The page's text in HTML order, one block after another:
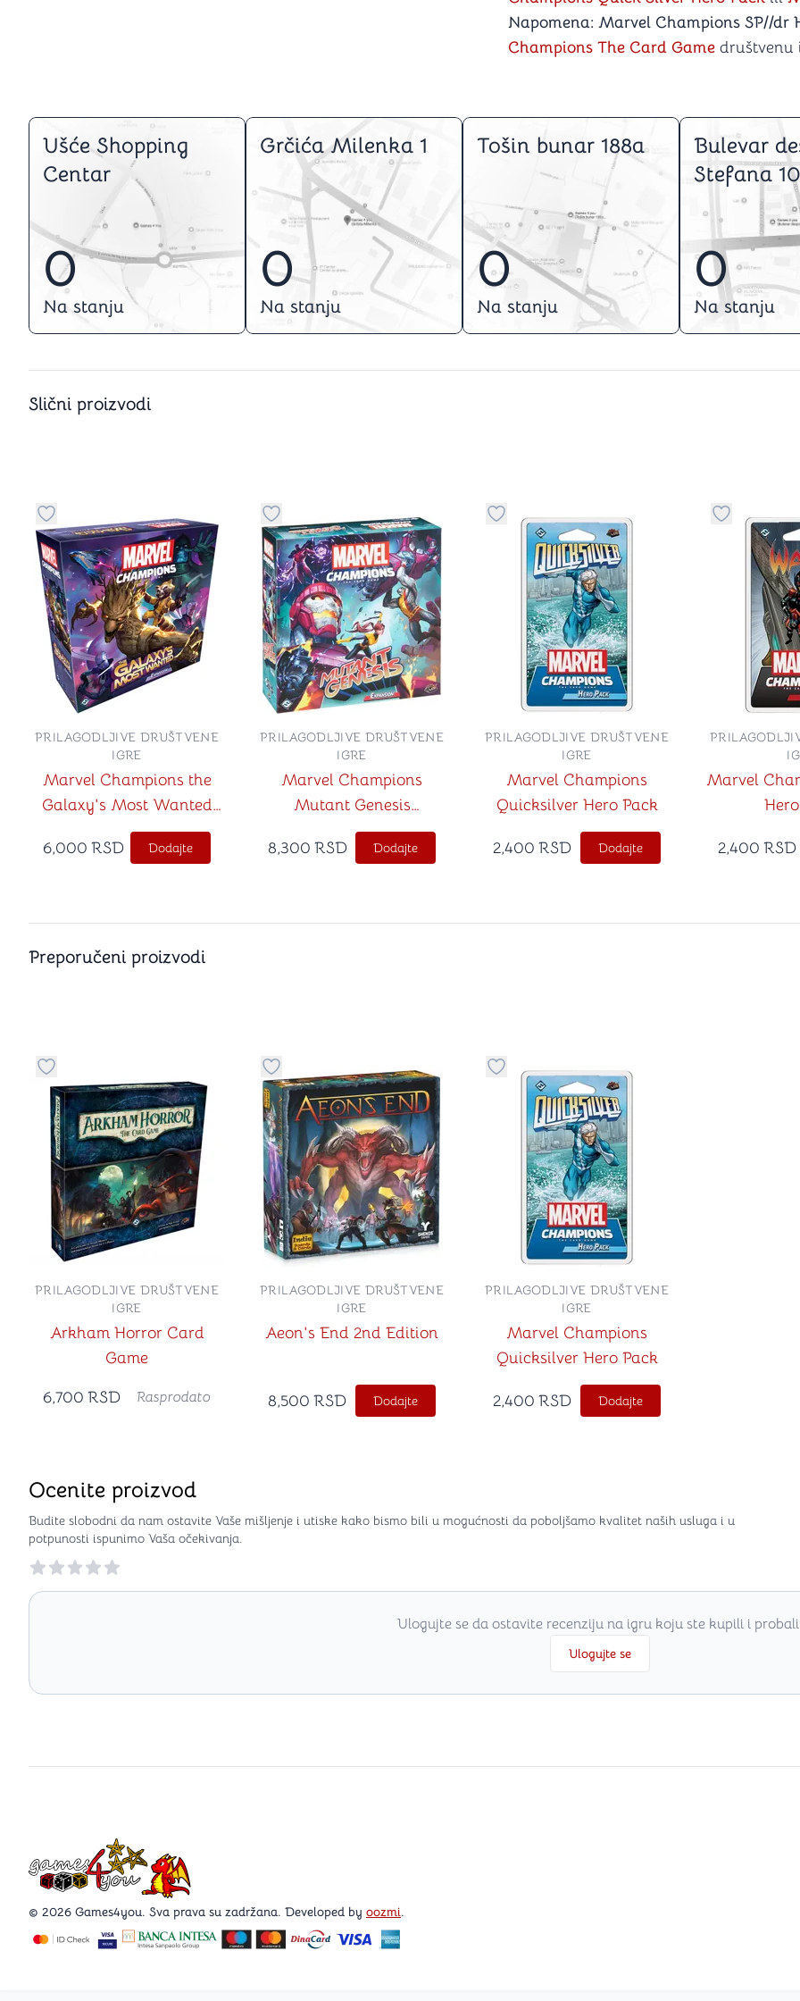
Napomena: Marvel Champions SP//dr
Champions The Card Game društvenu
Ušće Shopping
Centar
0
Na stanju
Grčića Milenka 1
0
Na stanju
Tošin bunar 188a
0
Na stanju
Bulevar
Stefana
0
Na stanju
Slični proizvodi
Dugme za dodavanje stvari u kategoriju omiljeno
Marvel Champions the
Galaxy's Most Wanted
Expansion
PRILAGODLJIVE DRUŠTVENE
IGRE
6,000 RSD Dodajte
Dugme za dodavanje stvari u kategoriju omiljeno
Marvel Champions
Mutant Genesis
Expansion
PRILAGODLJIVE DRUŠTVENE
IGRE
8,300 RSD Dodajte
Dugme za dodavanje stvari u kategoriju
Marvel Champions
Quicksilver Hero Pack
PRILAGODLJIVE DRUŠTVENE
IGRE
2,400 RSD Dodajte
Dugme za
Marvel
2,400 RSD
Preporučeni proizvodi
Dugme za dodavanje stvari u kategoriju omiljeno
Arkham Horror Card
Game
PRILAGODLJIVE DRUŠTVENE
IGRE
6,700 RSD Rasprodato
Dugme za dodavanje stvari u kategoriju omiljeno
Aeon's End 2nd Edition
PRILAGODLJIVE DRUŠTVENE
IGRE
8,500 RSD Dodajte
Dugme za dodavanje stvari u kategoriju omiljeno
Marvel Champions
Quicksilver Hero Pack
PRILAGODLJIVE DRUŠTVENE
IGRE
2,400 RSD Dodajte
Ocenite proizvod
Budite slobodni da nam ostavite Vaše mišljenje i utiske kako bismo bili u mogućnosti da poboljšamo kvalitet naših usluga i u
potpunosti ispunimo Vaša očekivanja.
Reviews
Ulogujte se da ostavite recenziju na igru koju ste kupili i
Ulogujte se
Games4you logo
© 2026 Games4you. Sva prava su zadržana. Developed by oozmi.